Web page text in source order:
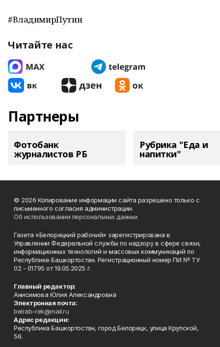
#ВладимирПутин
Читайте нас
Партнеры
Фотобанк
журналистов РБ
Рубрика "Еда и
напитки"
© 2026 Копирование информации сайта разрешено только с
письменного согласия администрации.
Об использовании персональных данных
Газета «Белорецкий рабочий» зарегистрирована в
Управлении Федеральной службы по надзору в сфере связи,
информационных технологий и массовых коммуникаций по
Республике Башкортостан. Регистрационный номер ПИ № ТУ
02 - 01795 от 19.05.2025 г.
Главный редактор:
Анисимова Юлия Александровна
Электронная почта:
belrab-rek@mail.ru
Адрес редакции:
Республика Башкортостан, город Белорецк, улица Крупской,
56.